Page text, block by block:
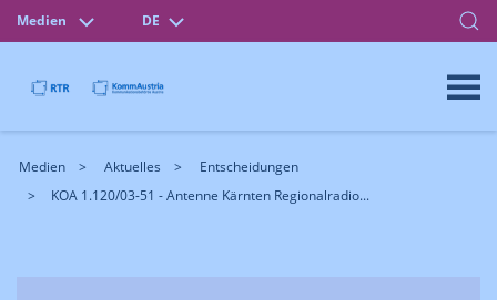
Medien DE
Medien Aktuelles
Entscheidungen
KOA 1.120/03-51 - Antenne Kärnten Regionalradio...